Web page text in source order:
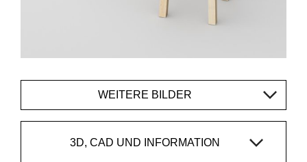
WEITERE BILDER
3D, CAD UND INFORMATION